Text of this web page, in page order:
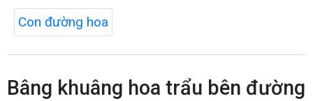
Con đường hoa
Bâng khuâng hoa trẩu bên đường